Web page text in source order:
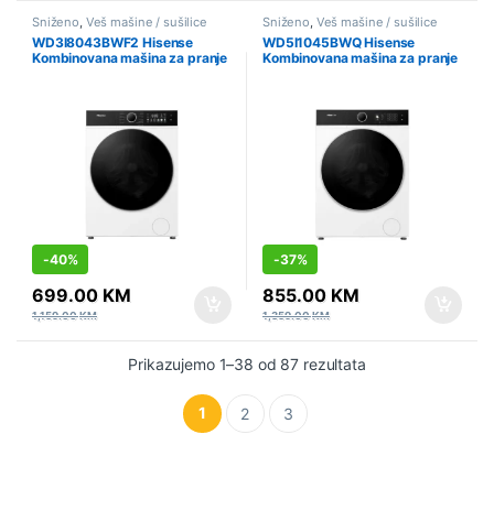
Sniženo, Veš mašine / sušilice
WD3I8043BWF2 Hisense
Kombinovana mašina za pranje
-40%
699.00 KM
1,159.00KM
Sniženo, Veš mašine / sušilice
WD5I1045BWQ Hisense
Kombinovana mašina za pranje
-37%
855.00 KM
1,359.00KM
Prikazujemo 1–38 od 87 rezultata
1 2 3